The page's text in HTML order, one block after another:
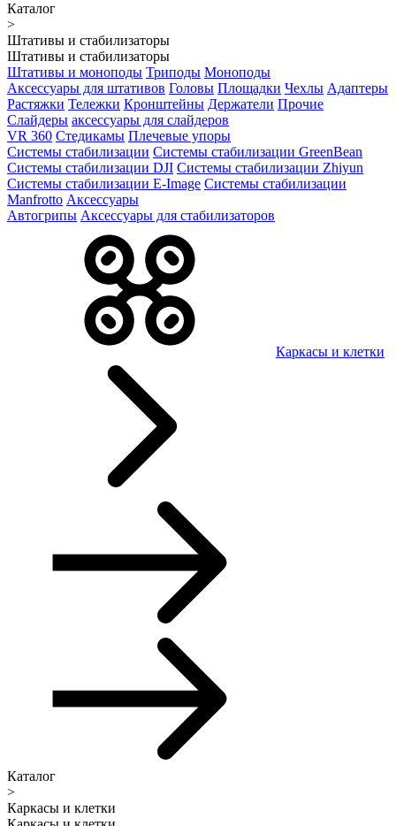
Каталог
>
Штативы и стабилизаторы
Штативы и стабилизаторы
Штативы и моноподы Триподы Моноподы
Аксессуары для штативов Головы Площадки Чехлы Адаптеры
Растяжки Тележки Кронштейны Держатели Прочие
Слайдеры аксессуары для слайдеров
VR 360 Стедикамы Плечевые упоры
Системы стабилизации Системы стабилизации GreenBean
Системы стабилизации DJI Системы стабилизации Zhiyun
Системы стабилизации E-Image Системы стабилизации
Manfrotto Аксессуары
Автогрипы Аксессуары для стабилизаторов
Каркасы и клетки
Каталог
>
Каркасы и клетки